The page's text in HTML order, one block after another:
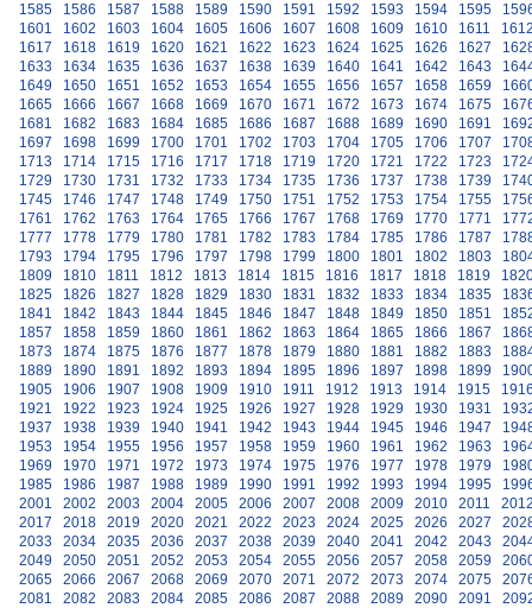
1585
1586 1587 1588 1589 1590 1591 1592 1593 1594 1595
1601
1602 1603 1604 1605 1606 1607 1608 1609 1610 1611
1617
1618 1619 1620 1621 1622 1623 1624 1625 1626 1627
1633
1634 1635 1636 1637 1638 1639 1640 1641 1642 1643
1649
1650 1651 1652 1653 1654 1655 1656 1657 1658 1659
1665
1666 1667 1668 1669 1670 1671 1672 1673 1674 1675
1681
1682 1683 1684 1685 1686 1687 1688 1689 1690 1691
1697
1698 1699 1700 1701 1702 1703 1704 1705 1706 1707
1713
1714 1715 1716 1717 1718 1719 1720 1721 1722 1723
1729
1730 1731 1732 1733 1734 1735 1736 1737 1738 1739
1745
1746 1747 1748 1749 1750 1751 1752 1753 1754 1755
1761
1762 1763 1764 1765 1766 1767 1768 1769 1770 1771
1777
1778 1779 1780 1781 1782 1783 1784 1785 1786 1787
1793
1794 1795 1796 1797 1798 1799 1800 1801 1802 1803
1809
1810 1811 1812 1813 1814 1815 1816 1817 1818 1819
1825
1826 1827 1828 1829 1830 1831 1832 1833 1834 1835
1841
1842 1843 1844 1845 1846 1847 1848 1849 1850 1851
1857
1858 1859 1860 1861 1862 1863 1864 1865 1866 1867
1873
1874 1875 1876 1877 1878 1879 1880 1881 1882 1883
1889
1890 1891 1892 1893 1894 1895 1896 1897 1898 1899
1905
1906 1907 1908 1909 1910 1911 1912 1913 1914 1915
1921
1922 1923 1924 1925 1926 1927 1928 1929 1930 1931
1937
1938 1939 1940 1941 1942 1943 1944 1945 1946 1947
1953
1954 1955 1956 1957 1958 1959 1960 1961 1962 1963
1969
1970 1971 1972 1973 1974 1975 1976 1977 1978 1979
1985
1986 1987 1988 1989 1990 1991 1992 1993 1994 1995
2001
2002 2003 2004 2005 2006 2007 2008 2009 2010 2011
2017
2018 2019 2020 2021 2022 2023 2024 2025 2026 2027
2033
2034 2035 2036 2037 2038 2039 2040 2041 2042 2043
2049
2050 2051 2052 2053 2054 2055 2056 2057 2058 2059
2065
2066 2067 2068 2069 2070 2071 2072 2073 2074 2075
2081
2082 2083 2084 2085 2086 2087 2088 2089 2090 2091